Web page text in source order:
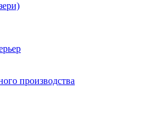
производства